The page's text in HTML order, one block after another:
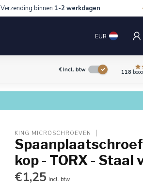
Verzending binnen 1-2 werkdagen
EUR
€Incl. btw 118
KING MICROSCHROEVEN
kop - TORX -
€1,25 Incl. btw